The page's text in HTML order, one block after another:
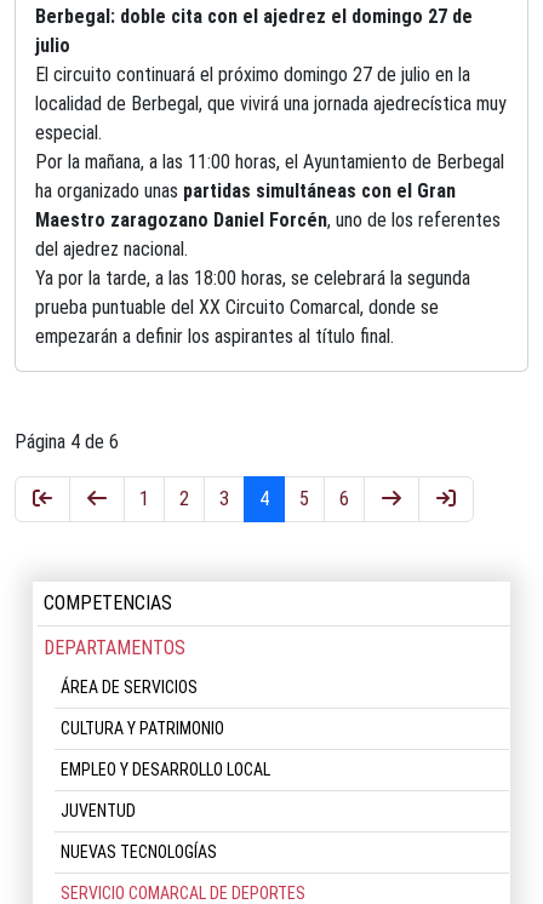
Berbegal: doble cita con el ajedrez el domingo 27 de
julio
El circuito continuará el próximo domingo 27 de julio en la
localidad de Berbegal, que vivirá una jornada ajedrecística muy
especial.
Por la mañana, a las 11:00 horas, el Ayuntamiento de Berbegal
ha organizado unas partidas simultáneas con el Gran
Maestro zaragozano Daniel Forcén, uno de los referentes
del ajedrez nacional.
Ya por la tarde, a las 18:00 horas, se celebrará la segunda
prueba puntuable del XX Circuito Comarcal, donde se
empezarán a definir los aspirantes al título final.
Página 4 de 6
1 2 3 4 5 6
COMPETENCIAS
DEPARTAMENTOS
ÁREA DE SERVICIOS
CULTURA Y PATRIMONIO
EMPLEO Y DESARROLLO LOCAL
JUVENTUD
NUEVAS TECNOLOGÍAS
SERVICIO COMARCAL DE DEPORTES